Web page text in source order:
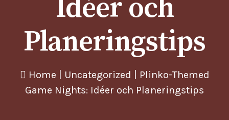
Idéer och
Planeringstips
Home Uncategorized
Plinko-Themed
Game Nights: Idéer och Planeringstips